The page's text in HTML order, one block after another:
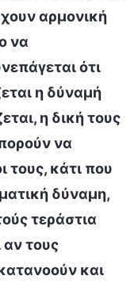
αρμονική
να
ότι
η δύναμή
η δική τους
να
τους, κάτι που
δύναμη,
τεράστια
αν τους
και